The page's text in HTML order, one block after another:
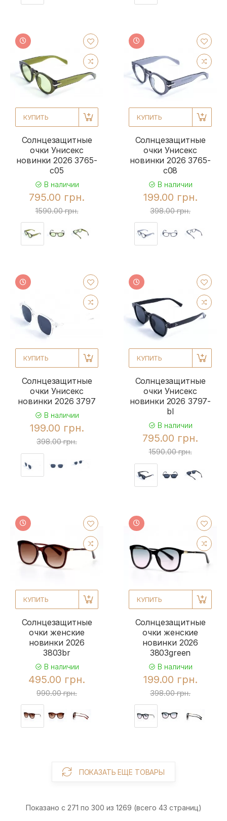
КУПИТЬ
Солнцезащитные
очки Унисекс
новинки 2026 3765-
c05
В наличии
795.00 грн.
1590.00 грн.
КУПИТЬ
Солнцезащитные
очки Унисекс
новинки 2026 3765-
c08
В наличии
199.00 грн.
398.00 грн.
КУПИТЬ
Солнцезащитные
очки Унисекс
новинки 2026 3797
В наличии
199.00 грн.
398.00 грн.
КУПИТЬ
Солнцезащитные
очки Унисекс
новинки 2026 3797-
bl
В наличии
795.00 грн.
1590.00 грн.
КУПИТЬ
Солнцезащитные
очки женские
новинки 2026
3803br
В наличии
495.00 грн.
990.00 грн.
КУПИТЬ
Солнцезащитные
очки женские
новинки 2026
3803green
В наличии
199.00 грн.
398.00 грн.
ПОКАЗАТЬ ЕЩЕ ТОВАРЫ
Показано с 271 по 300 из 1269 (всего 43 страниц)